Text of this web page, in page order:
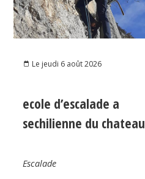
Le jeudi 6 août 2026
ecole d’escalade a
sechilienne du chateau
Escalade